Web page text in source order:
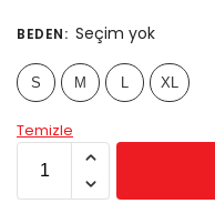
BEDEN: Seçim yok
S M L XL
Temizle